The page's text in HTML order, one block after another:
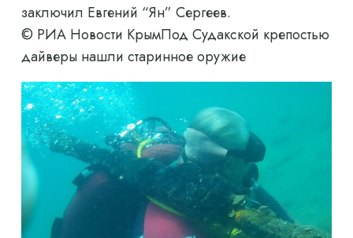
заключил Евгений “Ян” Сергеев.
© РИА Новости КрымПод Судакской крепостью
дайверы нашли старинное оружие